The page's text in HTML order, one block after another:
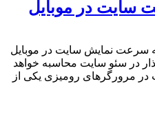
سایت در موبایل
سرعت نمایش سایت در موبایل
در سئو سایت محاسبه خواهد
مرورگرهای رومیزی یکی از